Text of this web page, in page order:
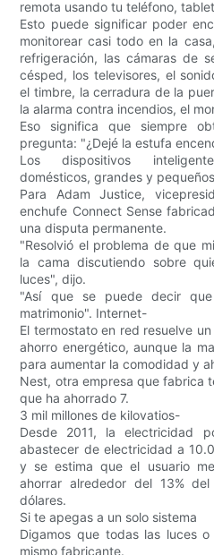
remota usando tu teléfono,
Esto puede significar poder
monitorear casi todo en la
refrigeración, las cámaras de
césped, los televisores, el
el timbre, la cerradura de la
la alarma contra incendios, el
Eso significa que siempre
pregunta: "¿Dejé la estufa
Los dispositivos
domésticos, grandes y
Para Adam Justice,
enchufe Connect Sense
una disputa permanente.
"Resolvió el problema de que
la cama discutiendo sobre
luces", dijo.
"Así que se puede decir
matrimonio". Internet-
El termostato en red resuelve
ahorro energético, aunque la
para aumentar la comodidad y
Nest, otra empresa que fabrica
que ha ahorrado 7.
3 mil millones de kilovatios-
Desde 2011, la electricidad
abastecer de electricidad a
y se estima que el usuario
ahorrar alrededor del 13%
dólares.
Si te apegas a un solo sistema
Digamos que todas las luces
mismo fabricante.